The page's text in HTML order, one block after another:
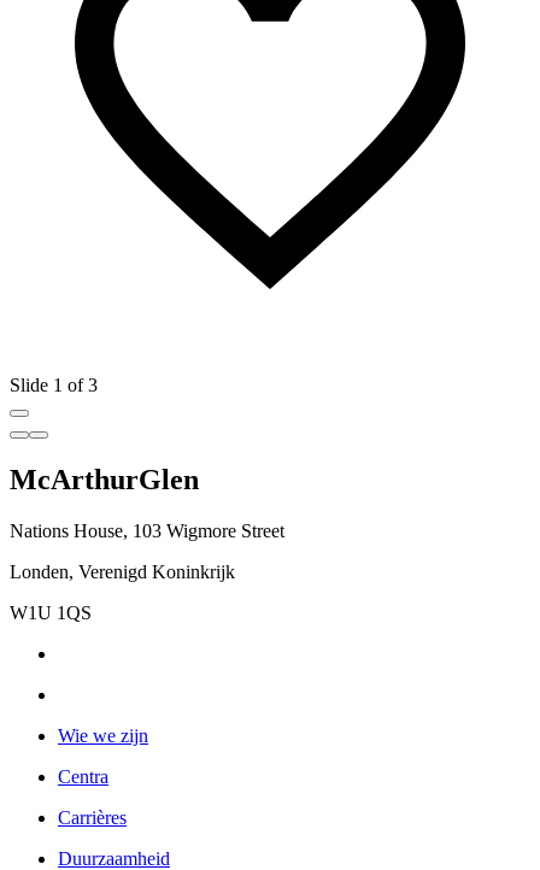
Slide 1 of 3
McArthurGlen
Nations House, 103 Wigmore Street
Londen, Verenigd Koninkrijk
W1U 1QS
Wie we zijn
Centra
Carrières
Duurzaamheid